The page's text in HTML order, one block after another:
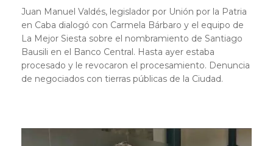
Juan Manuel Valdés, legislador por Unión por la Patria
en Caba dialogó con Carmela Bárbaro y el equipo de
La Mejor Siesta sobre el nombramiento de Santiago
Bausili en el Banco Central. Hasta ayer estaba
procesado y le revocaron el procesamiento. Denuncia
de negociados con tierras públicas de la Ciudad.